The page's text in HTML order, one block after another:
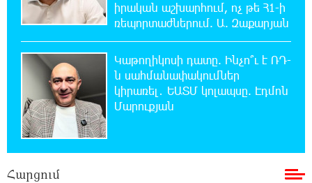
18:06:02 10-08-2026
Փրկարարները մեկուսացրել և մարել են
17:39:19 10-08-2026
Ներկա իշխանությունը շարունակաբար
առաջ է տանում այն գաղափարը, որ մենք
պետք է հետ կանգնեք մեր ինքնությունից. Չալաբյան
իրական աշխարհում, ոչ թե Հ1-ի
ռեպորտաժներում. Ա. Զաքարյան
Կաթողիկոսի դատը. Ինչո՞ւ է ՌԴ-
ն սահմանափակումներ
կիրառել․ ԵԱՏՄ կոլապսը. Էդմոն
Մարուքյան
Հարցում